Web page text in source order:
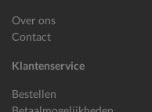
Over ons
Contact
Klantenservice
Bestellen